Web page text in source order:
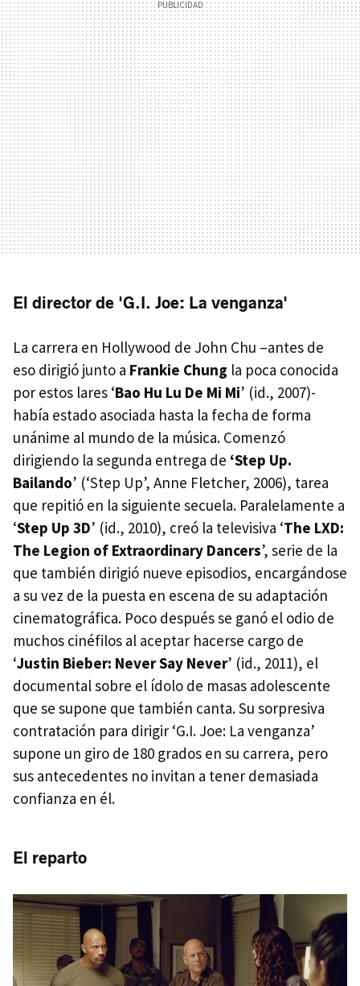
El director de 'G.I. Joe: La venganza'
La carrera en Hollywood de John Chu –antes de
eso dirigió junto a Frankie Chung la poca conocida
por estos lares ‘Bao Hu Lu De Mi Mi’ (id., 2007)-
había estado asociada hasta la fecha de forma
unánime al mundo de la música. Comenzó
dirigiendo la segunda entrega de ‘Step Up.
Bailando’ (‘Step Up’, Anne Fletcher, 2006), tarea
que repitió en la siguiente secuela. Paralelamente a
‘Step Up 3D’ (id., 2010), creó la televisiva ‘The LXD:
The Legion of Extraordinary Dancers’, serie de la
que también dirigió nueve episodios, encargándose
a su vez de la puesta en escena de su adaptación
cinematográfica. Poco después se ganó el odio de
muchos cinéfilos al aceptar hacerse cargo de
‘Justin Bieber: Never Say Never’ (id., 2011), el
documental sobre el ídolo de masas adolescente
que se supone que también canta. Su sorpresiva
contratación para dirigir ‘G.I. Joe: La venganza’
supone un giro de 180 grados en su carrera, pero
sus antecedentes no invitan a tener demasiada
confianza en él.
El reparto